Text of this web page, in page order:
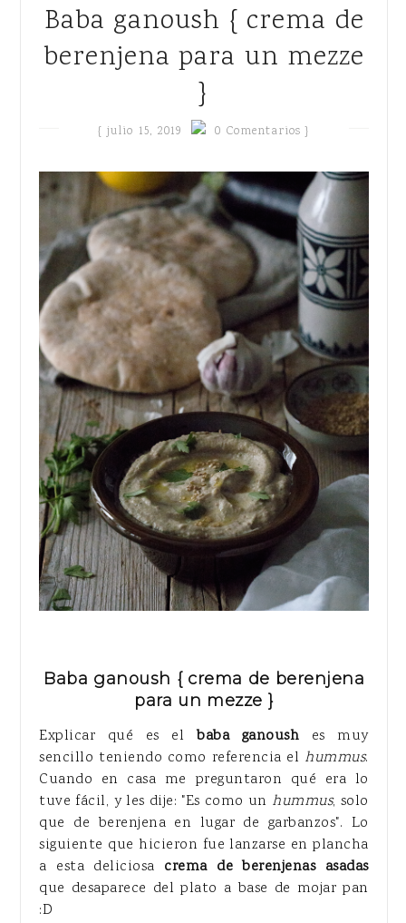
Baba ganoush { crema de
berenjena para un mezze
}
{julio 15, 2019 0 Comentarios }
Baba ganoush { crema de berenjena
para un mezze }
Explicar qué es elbaba ganoush es muy
sencillo teniendo como referencia el hummus.
Cuando en casa me preguntaron qué era lo
tuve fácil, y les dije: "Es como un hummus, solo
que de berenjena en lugar de garbanzos". Lo
siguiente que hicieron fue lanzarse en plancha
a esta deliciosa crema de berenjenas asadas
que desaparece del plato a base de mojar pan
:D